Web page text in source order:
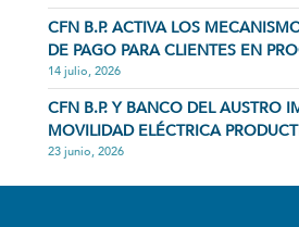
CFN B.P. ACTIVA LOS
DE PAGO PARA CLIENTES EN
14 julio, 2026
CFN B.P. Y BANCO DEL AUSTRO
MOVILIDAD ELÉCTRICA
23 junio, 2026